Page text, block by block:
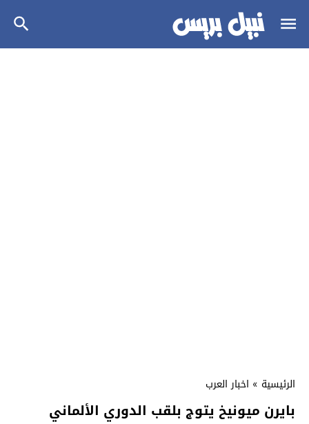
الرئيسية » اخبار العرب
بايرن ميونيخ يتوج بلقب الدوري الألماني